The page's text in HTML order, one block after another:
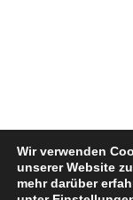
Wir verwenden
unserer Website
mehr darüber